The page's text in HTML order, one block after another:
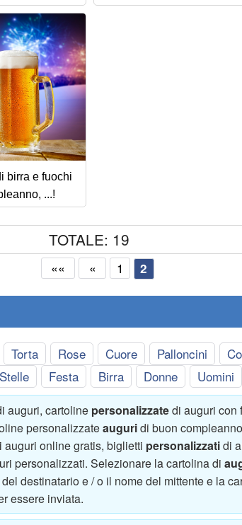
birra e fuochi
...!
TOTALE: 19
«« « 1 2
Torta Rose Cuore Palloncini
Stelle Festa Birra Donne Uomini
auguri, cartoline personalizzatedi auguri con
personalizzateauguridi buon
online gratis, biglietti personalizzatidi
personalizzati. Selezionare la cartolina di
destinatario e / o il nome del mittente e la
essere inviata.